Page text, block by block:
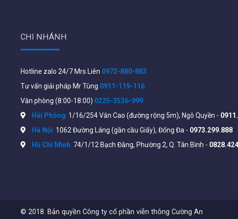
CHI NHÁNH
Hotline zalo 24/7 Mrs Liên 0972-880-883
Tư vấn giải pháp Mr Tùng 0911-119-116
Văn phòng (8:00-18:00) 0225-3536-999
Hải Phòng: 1/16/254 Văn Cao (đường rộng 5m), Ngô Quyền -
Hà Nội: 1062 Đường Láng (gần cầu Giấy), Đống Đa - 0973.299.888
Hồ Chí Minh: 74/1/12 Bạch Đằng, Phường 2, Q. Tân Bình -
© 2018. Bản quyền Công ty cổ phần viễn thông Cường An